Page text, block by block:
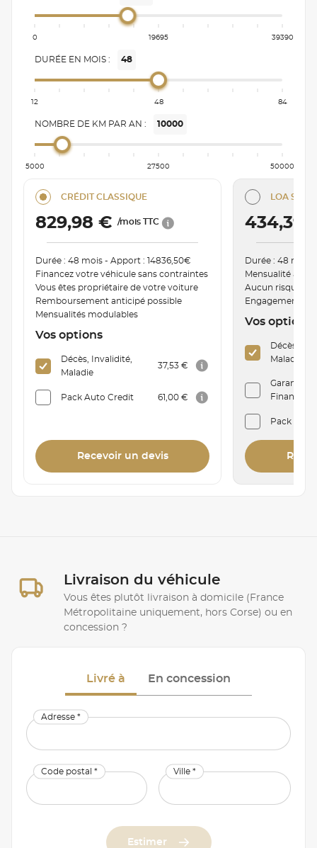
0 19695 39390
DURÉE EN MOIS : 48
12 48 84
NOMBRE DE KM PAR AN : 10000
5000 27500 50000
CRÉDIT CLASSIQUE
829,98 €/mois TTC
Durée : 48 mois - Apport : 14836,50€
Financez votre véhicule sans contraintes
Vous êtes propriétaire de votre voiture
Remboursement anticipé possible
Mensualités modulables
Vos options
Décès, Invalidité,
Maladie
37,53 €
Pack Auto Credit 61,00 €
Recevoir un devis
LOA
434,39
Durée : 48 mois
Mensualité
Aucun risque de
Engagement de
Vos options
Décès,
Maladie
Garantie
Financière
Pack Auto
Livraison du véhicule
Vous êtes plutôt livraison à domicile (France
Métropolitaine uniquement, hors Corse) ou en
concession ?
Livré à En concession
Adresse *
Code postal * Ville *
Estimer